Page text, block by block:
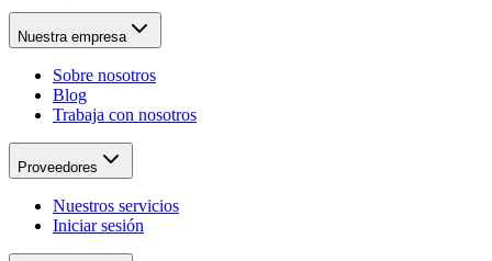
Nuestra empresa
Sobre nosotros
Blog
Trabaja con nosotros
Proveedores
Nuestros servicios
Iniciar sesión